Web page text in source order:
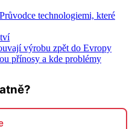
technologiemi, které
výrobu zpět do Evropy
přínosy a kde problémy